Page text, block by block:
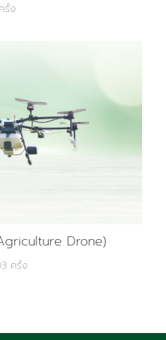
รั้ง
Drone)
ครั้ง